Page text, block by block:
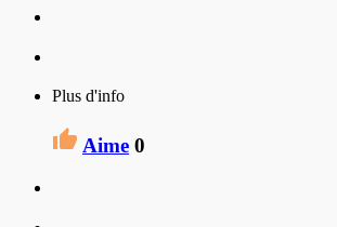
Plus d'info
Aime 0